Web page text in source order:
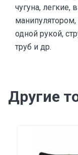
чугуна,
одной рукой,
труб и др.
Другие